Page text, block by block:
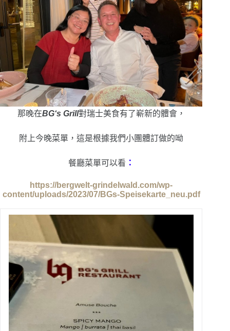
那晚在BG‘s Grill對瑞士美食有了嶄新的體會，
附上今晚菜單，這是根據我們小團體訂做的呦
餐廳菜單可以看 ：
https://bergwelt-grindelwald.com/wp-
content/uploads/2023/07/BGs-Speisekarte_neu.pdf